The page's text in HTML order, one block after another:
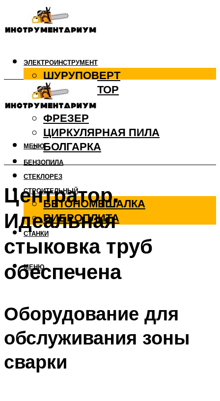
ЭЛЕКТРОИНСТРУМЕНТ
ШУРУПОВЕРТ
ПЕРФОРАТОР
ДРЕЛЬ
ФРЕЗЕР
ЦИРКУЛЯРНАЯ ПИЛА
БОЛГАРКА
БЕНЗОПИЛА
СТЕКЛОРЕЗ
СТРОИТЕЛЬНЫЙ
БЕТОНОМЕШАЛКА
ВИБРОПЛИТА
СТАНКИ
МЕНЮ
МЕНЮ
Центратор.
Идеальная
стыковка труб
обеспечена
Оборудование для
обслуживания зоны
сварки